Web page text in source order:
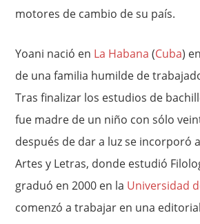
motores de cambio de su país.
Yoani nació en La Habana (Cuba)
de una familia humilde de
Tras finalizar los estudios de
fue madre de un niño con sólo
después de dar a luz se incorporó
Artes y Letras, donde estudió
graduó en 2000 en la Universidad
comenzó a trabajar en una